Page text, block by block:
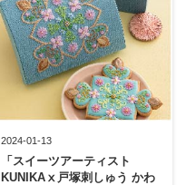
2024-01-13
「スイーツアーティスト
KUNIKAⅹ戸塚刺しゅう かわ